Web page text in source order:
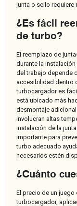
junta o sello requiere
¿Es fácil
de turbo?
El reemplazo de
durante la
del trabajo depende
accesibilidad dentro
turbocargador es
está ubicado más
desmontaje
involucran altas
instalación de la
importante para
turbo adecuado
necesarios estén
¿Cuánto
El precio de un
turbocargador,